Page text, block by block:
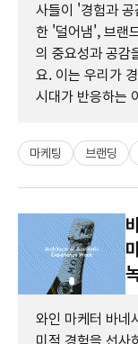
사들이 '경험과 공
한 '덜어냄', 브랜
의 중요성과 공감
요. 이는 우리가
시대가 반응하는
마케팅 브랜딩
와인 마케터 바네
미적 경험을 선사